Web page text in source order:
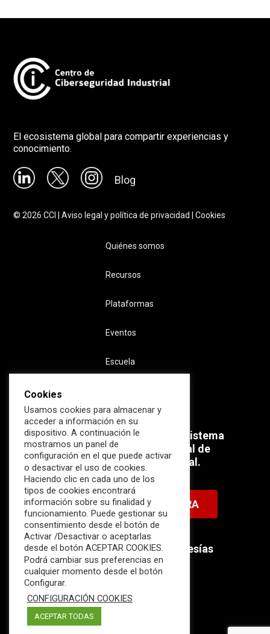
El ecosistema global para compartir experiencias y
conocimiento.
Blog
©2026 CCI |Aviso legal y política de privacidad |Cookies
Quiénes somos
Recursos
Plataformas
Eventos
Escuela
Súmate ahora al mayor Ecosistema
profesional e internacional de
Ciberseguridad Industrial.
HAZTE MIEMBRO AHORA
Descubre nuestras membresías
disponibles.
Cookies
Usamos cookies para almacenar y
acceder a información en su
dispositivo. A continuación le
mostramos un panel de
configuración en el que puede activar
o desactivar el uso de cookies.
Haciendo clic en cada uno de los
tipos de cookies encontrará
información sobre su finalidad y
funcionamiento. Puede gestionar su
consentimiento desde el botón de
Activar /Desactivar o aceptarlas
desde el botón ACEPTAR COOKIES.
Podrá cambiar sus preferencias en
cualquier momento desde el botón
Configurar.
CONFIGURACIÓN COOKIES
ACEPTAR TODAS